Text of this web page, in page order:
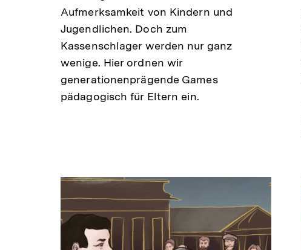
Aufmerksamkeit von Kindern und
Jugendlichen. Doch zum
Kassenschlager werden nur ganz
wenige. Hier ordnen wir
generationenprägende Games
pädagogisch für Eltern ein.